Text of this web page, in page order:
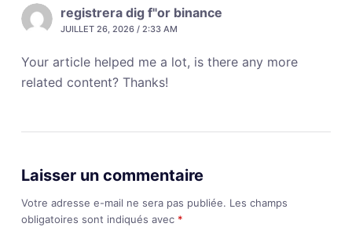
registrera dig f"or binance
JUILLET 26, 2026 / 2:33 AM
Your article helped me a lot, is there any more
related content? Thanks!
Laisser un commentaire
Votre adresse e-mail ne sera pas publiée. Les champs
obligatoires sont indiqués avec *